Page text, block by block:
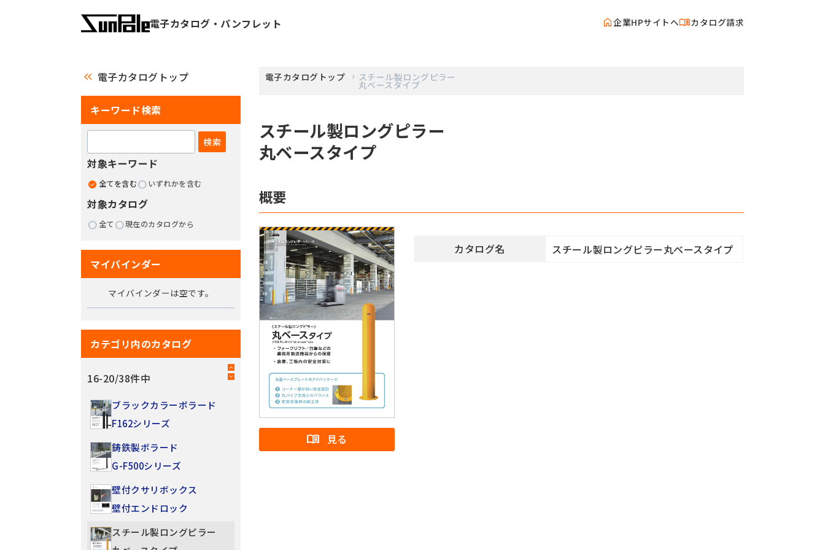
電子カタログ・パンフレット home企業HPサイトへmenu_bookカタログ請求
電子カタログトップ スチール製ロングピラー
丸ベースタイプ
スチール製ロングピラー
丸ベースタイプ
概要
カタログ名 スチール製ロングピラー丸ベースタイプ
keyboard_double_arrow_left 電子カタログトップ
キーワード検索
対象キーワード
全てを含む いずれかを含む
対象カタログ
全て 現在のカタログから
マイバインダー
マイバインダーは空です。
カテゴリ内のカタログ
16-20/38件中
ブラックカラーボラード
F162シリーズ
鋳鉄製ボラード
G-F500シリーズ
壁付クサリボックス
壁付エンドロック
スチール製ロングピラー